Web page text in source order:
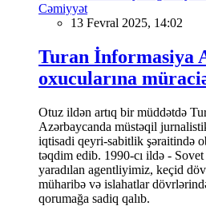
Cəmiyyət
13 Fevral 2025, 14:02
Turan İnformasiya
oxucularına
Otuz ildən artıq bir müddətdə
Azərbaycanda müstəqil
iqtisadi qeyri-sabitlik şəraitində
təqdim edib. 1990-cı ildə -
yaradılan agentliyimiz, keçid
müharibə və islahatlar
qorumağa sadiq qalıb.